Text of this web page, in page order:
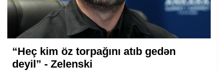
“Heç kim öz torpağını atıb gedən
deyil” - Zelenski